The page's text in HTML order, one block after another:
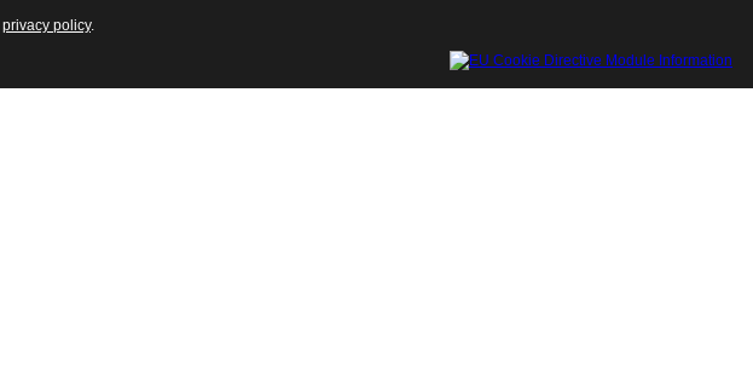
privacy policy.
privacy policy.